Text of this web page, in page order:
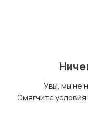
Увы, мы не
Смягчите